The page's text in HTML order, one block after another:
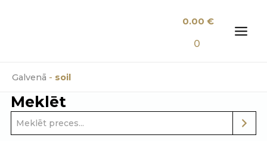
0.00€
0
Galvenā - soil
Meklēt